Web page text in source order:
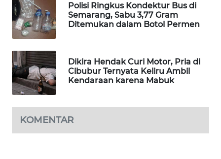
Polisi Ringkus Kondektur Bus di
Semarang, Sabu 3,77 Gram
Ditemukan dalam Botol Permen
Dikira Hendak Curi Motor, Pria di
Cibubur Ternyata Keliru Ambil
Kendaraan karena Mabuk
KOMENTAR
WAHANA
PERSONA
WAHANA
OTOMOTIF
WAHANA
HEALTH
WAHANA
DESA
WISATA